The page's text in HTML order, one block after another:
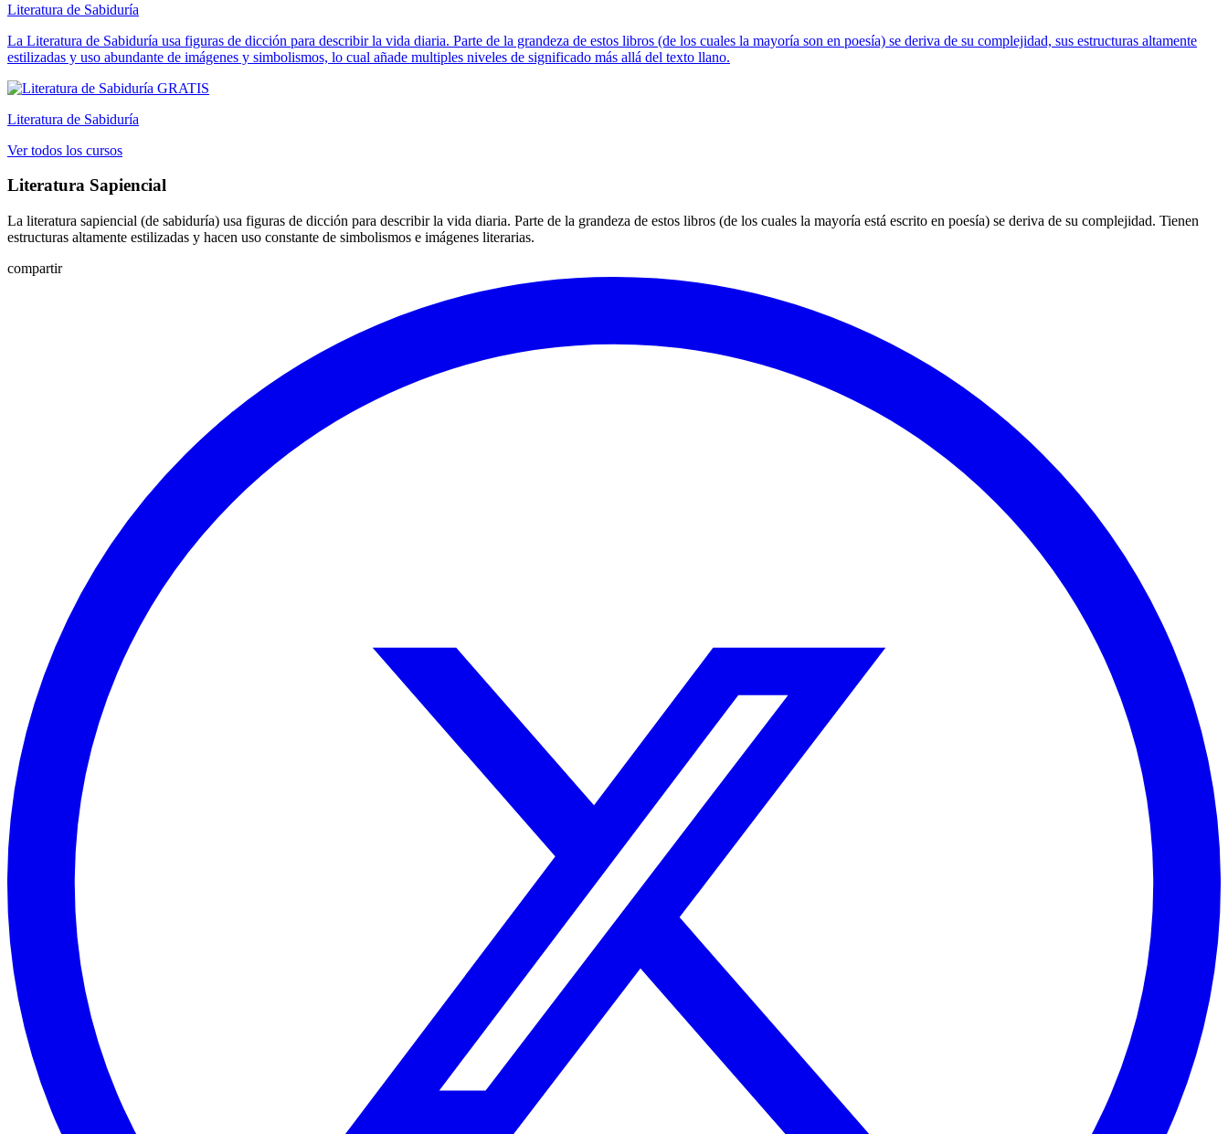
Literatura de Sabiduría
La Literatura de Sabiduría usa figuras de dicción para describir la vida diaria. Parte de la grandeza de estos libros (de los cuales la mayoría son en poesía) se deriva de su complejidad, sus estructuras altamente
estilizadas y uso abundante de imágenes y simbolismos, lo cual añade multiples niveles de significado más allá del texto llano.
GRATIS
Literatura de Sabiduría
Ver todos los cursos
Literatura Sapiencial
La literatura sapiencial (de sabiduría) usa figuras de dicción para describir la vida diaria. Parte de la grandeza de estos libros (de los cuales la mayoría está escrito en poesía) se deriva de su complejidad. Tienen
estructuras altamente estilizadas y hacen uso constante de simbolismos e imágenes literarias.
compartir